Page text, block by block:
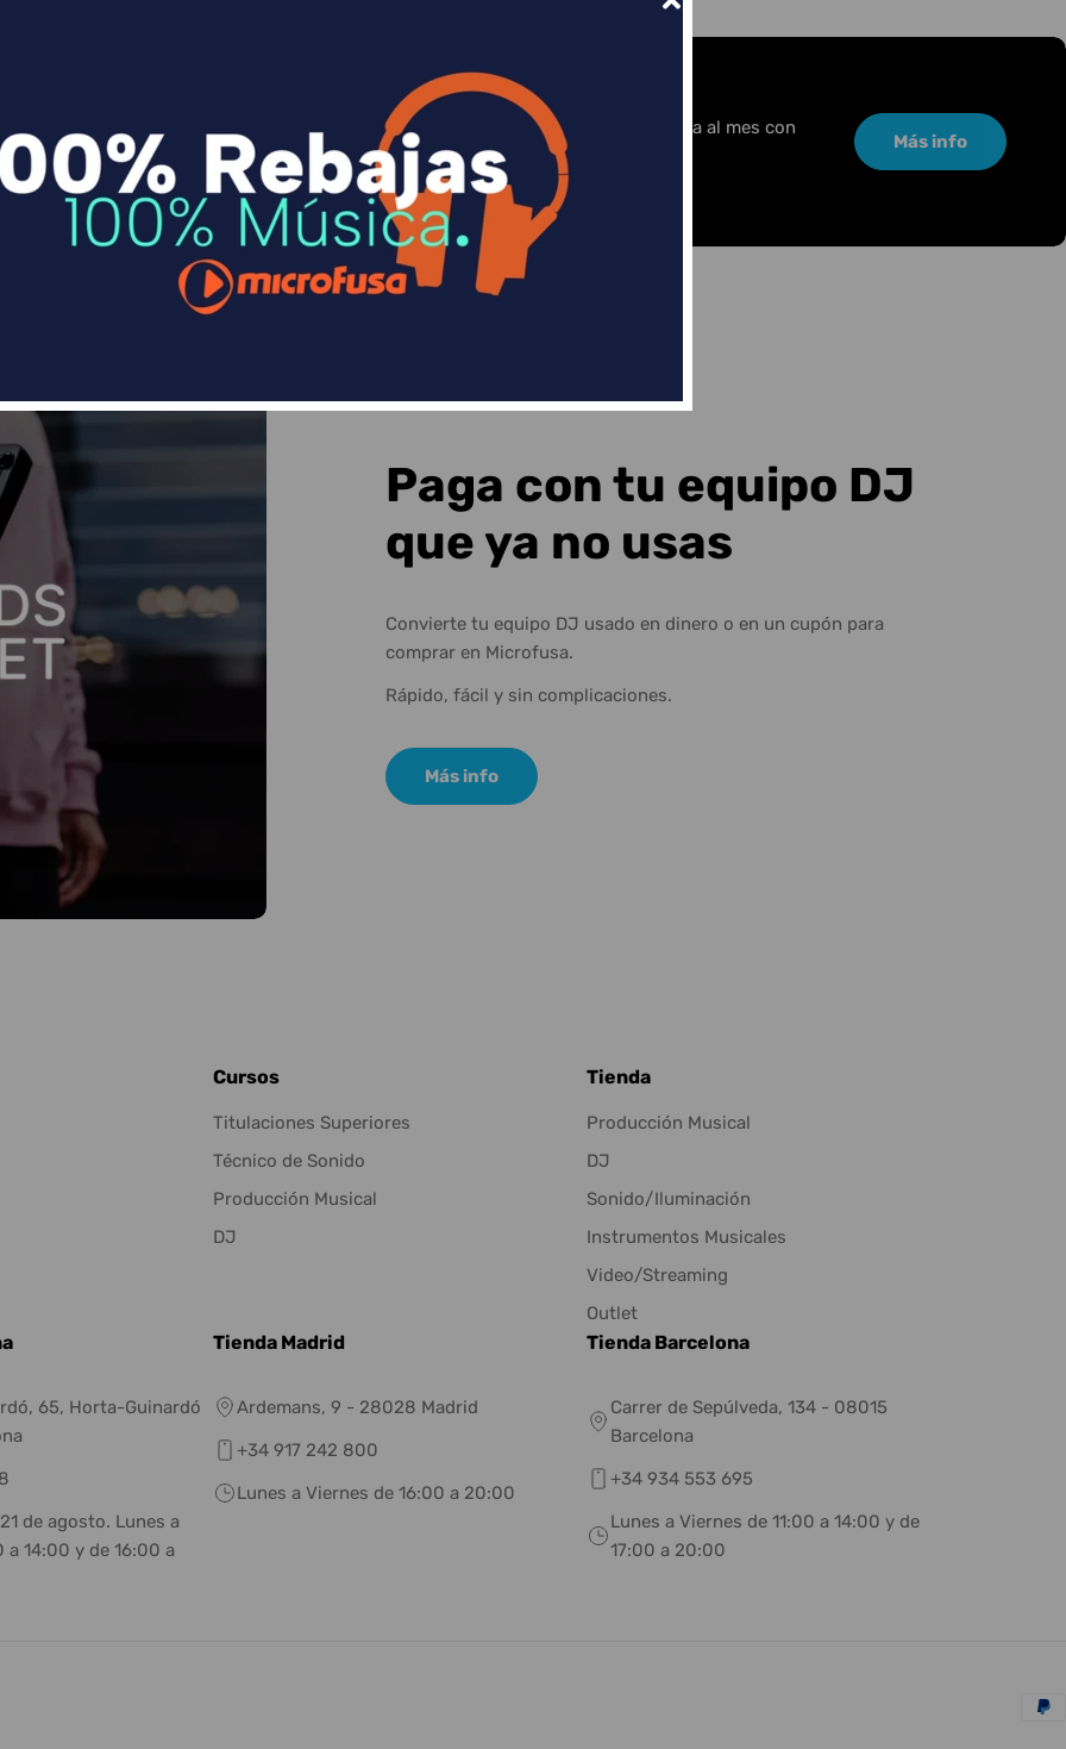
Divide en 3 sin coste o hasta en 18 meses por una pequeña cuota al mes con
Más info
Paga con tu equipo DJ
que ya no usas
Convierte tu equipo DJ usado en dinero o en un cupón para
comprar en Microfusa.
Rápido, fácil y sin complicaciones.
Más info
Cursos
Titulaciones Superiores
Técnico de Sonido
Producción Musical
DJ
Tienda
Producción Musical
DJ
Sonido/Iluminación
Instrumentos Musicales
Video/Streaming
Outlet
65, Horta-Guinardó
de agosto. Lunes a
a 14:00 y de 16:00 a
Tienda Madrid
Ardemans, 9 - 28028 Madrid
+34 917 242 800
Lunes a Viernes de 16:00 a 20:00
Tienda Barcelona
Carrer de Sepúlveda, 134 - 08015
Barcelona
+34 934 553 695
Lunes a Viernes de 11:00 a 14:00 y de
17:00 a 20:00